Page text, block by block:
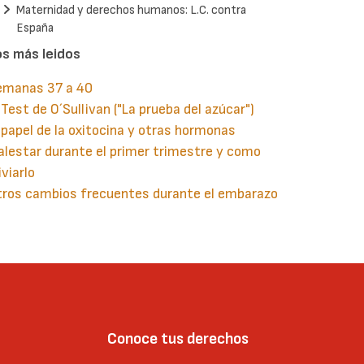
Maternidad y derechos humanos: L.C. contra
España
más leidos
37 a 40
de O´Sullivan ("La prueba del azúcar")
papel de la oxitocina y otras hormonas
durante el primer trimestre y como
cambios frecuentes durante el embarazo
Conoce tus derechos